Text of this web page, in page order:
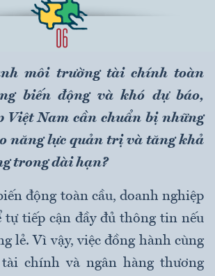
môi trường tài chính toàn
biến động và khó dự báo,
Việt Nam cần chuẩn bị những
năng lực quản trị và tăng khả
trong dài hạn?
động toàn cầu, doanh nghiệp
tự tiếp cận đầy đủ thông tin nếu
lẻ. Vì vậy, việc đồng hành cùng
chính và ngân hàng thương